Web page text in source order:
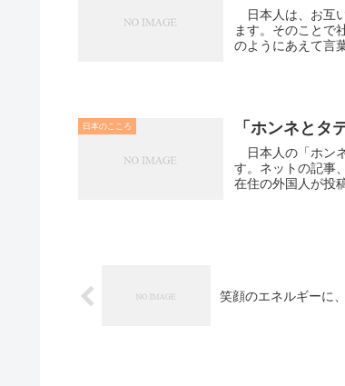
日本人は、お互
ます。そのことで
のようにあえて言
日本のこころ 「ホンネとタ
日本人の「ホン
す。ネットの記事
在住の外国人が投
笑顔のエネルギーに